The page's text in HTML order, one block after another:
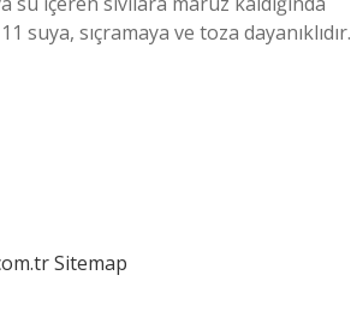
suya, sıçramaya ve toza dayanıklıdır.
Sitemap